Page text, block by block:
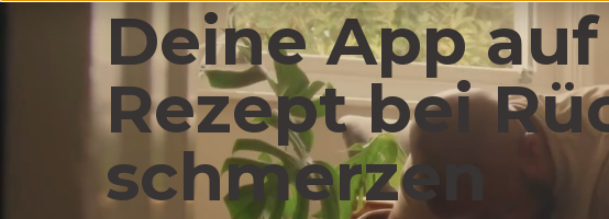
Deine App auf
Rezept bei
schmerzen